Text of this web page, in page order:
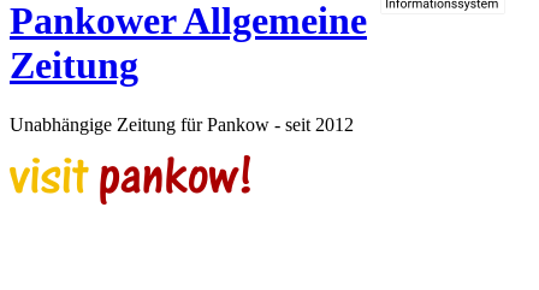
Pankower Allgemeine
Zeitung
Unabhängige Zeitung für Pankow - seit 2012